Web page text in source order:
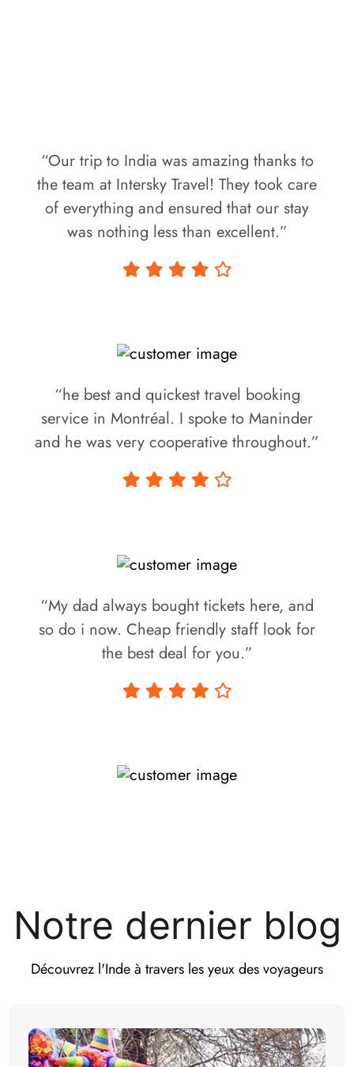
“Our trip to India was amazing thanks to
the team at Intersky Travel! They took care
of everything and ensured that our stay
was nothing less than excellent.”
“he best and quickest travel booking
service in Montréal. I spoke to Maninder
and he was very cooperative throughout.”
“My dad always bought tickets here, and
so do i now. Cheap friendly staff look for
the best deal for you.”
Notre dernier blog
Découvrez l'Inde à travers les yeux des voyageurs